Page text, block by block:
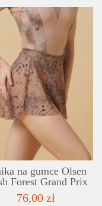
ŻYCZEŃ
na gumce Olsen
Forest Grand Prix
76,00 zł